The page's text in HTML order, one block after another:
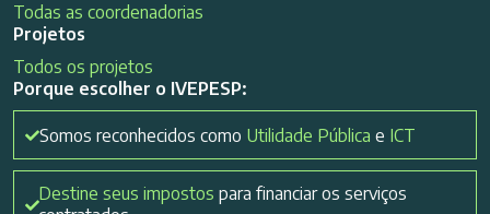
Todas as coordenadorias
Projetos
Todos os projetos
Porque escolher o IVEPESP:
Somos reconhecidos como Utilidade Pública e ICT
Destine seus impostos para financiar os serviços